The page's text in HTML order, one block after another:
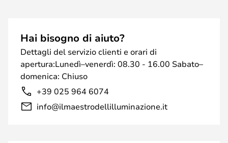
Hai bisogno di aiuto?
Dettagli del servizio clienti e orari di
apertura:Lunedì–venerdì: 08.30 - 16.00 Sabato–
domenica: Chiuso
+39 025 964 6074
info@ilmaestrodellilluminazione.it